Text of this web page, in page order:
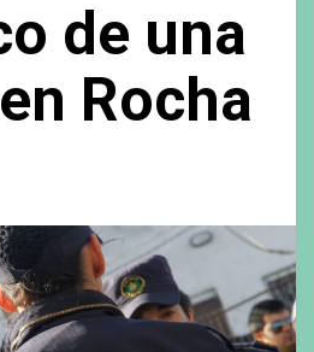
de una
Rocha